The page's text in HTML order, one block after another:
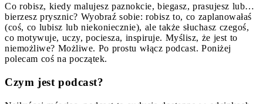
Co robisz, kiedy malujesz paznokcie, biegasz, prasujesz lub…
bierzesz prysznic? Wyobraź sobie: robisz to, co zaplanowałaś
(coś, co lubisz lub niekoniecznie), ale także słuchasz czegoś,
co motywuje, uczy, pociesza, inspiruje. Myślisz, że jest to
niemożliwe? Możliwe. Po prostu włącz podcast. Poniżej
polecam coś na początek.
Czym jest podcast?